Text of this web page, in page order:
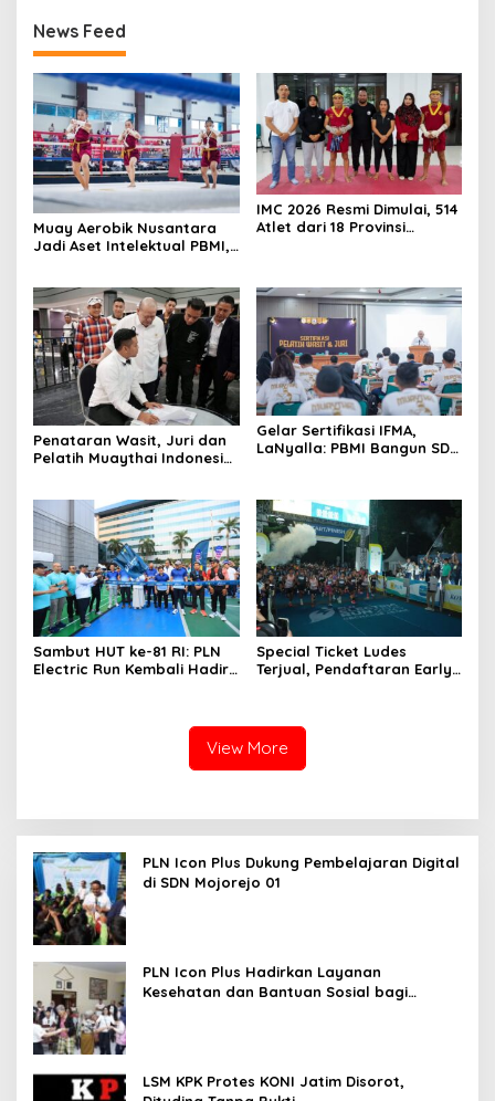
News Feed
Muay Aerobik Nusantara
Jadi Aset Intelektual PBMI,
Muaythai Indonesia
IMC 2026 Resmi Dimulai, 514
Atlet dari 18 Provinsi
Penataran Wasit, Juri dan
Pelatih Muaythai Indonesia
Gelar Sertifikasi IFMA,
LaNyalla: PBMI Bangun SDM
Sambut HUT ke-81 RI: PLN
Electric Run Kembali Hadir,
Special Ticket Ludes
Terjual, Pendaftaran Early
View More
PLN Icon Plus Dukung Pembelajaran Digital
di SDN Mojorejo 01
PLN Icon Plus Hadirkan Layanan
Kesehatan dan Bantuan Sosial bagi
LSM KPK Protes KONI Jatim Disorot,